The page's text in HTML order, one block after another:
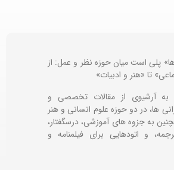
پلی است میان حوزه نظر و عمل: از
تا «هنر و ادبیات»
به آرشیوی از مقالات تخصصی و
ها، در دو حوزه علوم انسانی و هنر
به جزوه های آموزشی، درسگفتار،
و اتودهایی برایفیلمنامه و